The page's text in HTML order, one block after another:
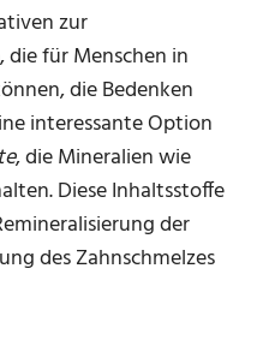
zur
, die für Menschen in
die Bedenken
interessante Option
, die Mineralien wie
Diese Inhaltsstoffe
der
des Zahnschmelzes